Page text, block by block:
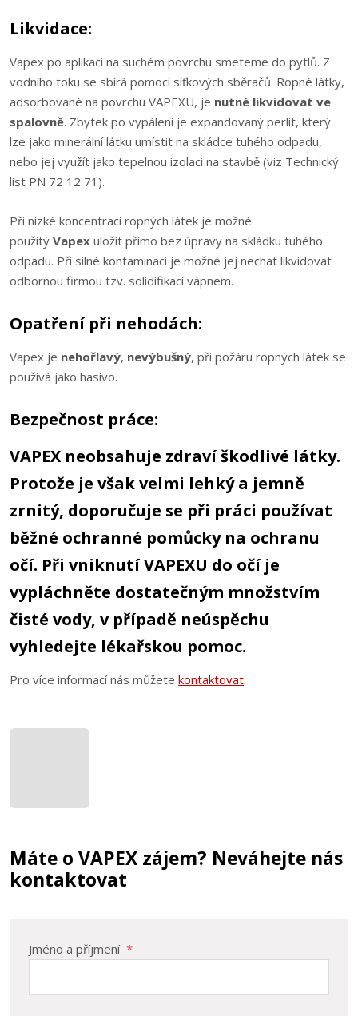
Likvidace:
Vapex po aplikaci na suchém povrchu smeteme do pytlů. Z
vodního toku se sbírá pomocí síťkových sběračů. Ropné látky,
adsorbované na povrchu VAPEXU, je nutné likvidovat ve
spalovně. Zbytek po vypálení je expandovaný perlit, který
lze jako minerální látku umístit na skládce tuhého odpadu,
nebo jej využít jako tepelnou izolaci na stavbě (viz Technický
list PN 72 12 71).
Při nízké koncentraci ropných látek je možné
použitý Vapex uložit přímo bez úpravy na skládku tuhého
odpadu. Při silné kontaminaci je možné jej nechat likvidovat
odbornou firmou tzv. solidifikací vápnem.
Opatření při nehodách:
Vapex je nehořlavý, nevýbušný, při požáru ropných látek se
používá jako hasivo.
Bezpečnost práce:
VAPEX neobsahuje zdraví škodlivé látky.
Protože je však velmi lehký a jemně
zrnitý, doporučuje se při práci používat
běžné ochranné pomůcky na ochranu
očí. Při vniknutí VAPEXU do očí je
vypláchněte dostatečným množstvím
čisté vody, v případě neúspěchu
vyhledejte lékařskou pomoc.
Pro více informací nás můžete kontaktovat.
Máte o VAPEX zájem? Neváhejte nás
kontaktovat
Jméno a příjmení *